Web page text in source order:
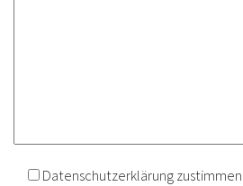
Datenschutzerklärung zustimmen